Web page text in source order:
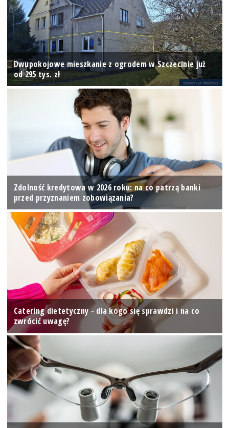
Dwupokojowe mieszkanie z ogrodem w Szczecinie już
od 295 tys. zł
Zdolność kredytowa w 2026 roku: na co patrzą banki
przed przyznaniem zobowiązania?
Catering dietetyczny - dla kogo się sprawdzi i na co
zwrócić uwagę?